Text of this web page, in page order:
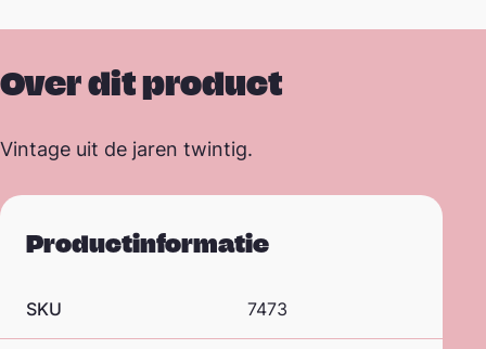
Over dit product
Vintage uit de jaren twintig.
Productinformatie
SKU 7473